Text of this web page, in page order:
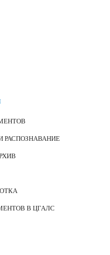
РАСПОЗНАВАНИЕ
В ЦГАЛС